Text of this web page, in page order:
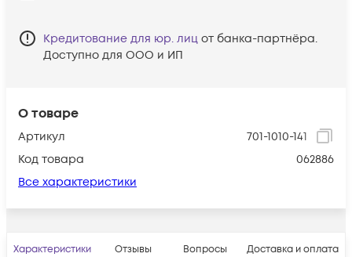
О товаре
Артикул
701-1010-141
Код товара
062886
Все характеристики
Кредитование для юр. лиц от банка-партнёра.
Доступно для ООО и ИП
Характеристики Отзывы Вопросы Доставка и оплата